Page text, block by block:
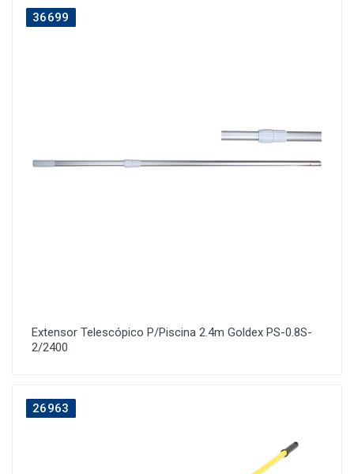
36699
Extensor Telescópico P/Piscina 2.4m Goldex PS-0.8S-
2/2400
26963